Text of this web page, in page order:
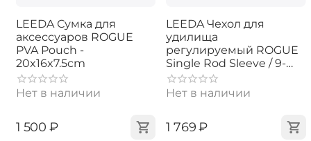
LEEDA Сумка для
аксессуаров ROGUE
PVA Pouch -
20x16x7.5cm
Нет в наличии
‍1 500‍ ₽
LEEDA Чехол для
удилища
регулируемый ROGUE
Single Rod Sleeve / 9-
10ft
Нет в наличии
‍1 769‍₽